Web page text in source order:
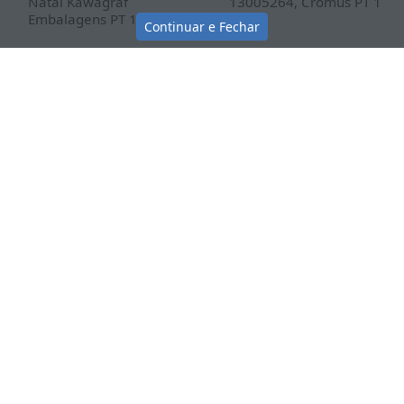
Embalagens PT 1 UN
UN
Continuar e Fechar